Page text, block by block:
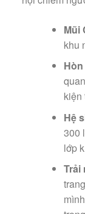
Mũi
khu
kiện
Hệ
300
lớp
Trải